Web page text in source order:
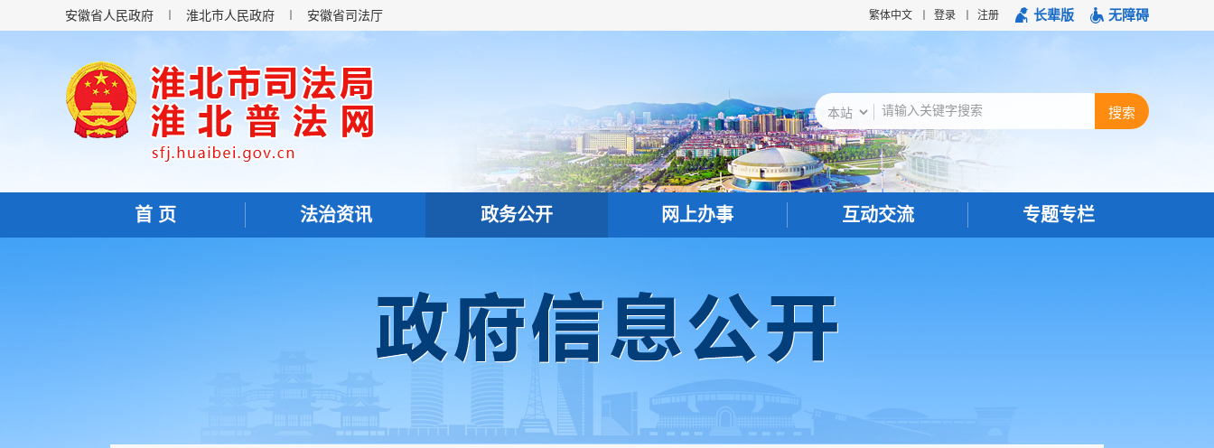
安徽省人民政府 淮北市人民政府 安徽省司法厅 繁体中文 登录 注册 长辈版 无障碍
首 页 法治资讯 政务公开 网上办事 互动交流 专题专栏